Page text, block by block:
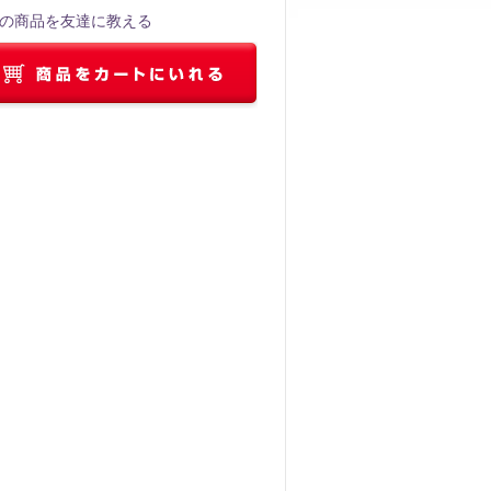
商品を友達に教える